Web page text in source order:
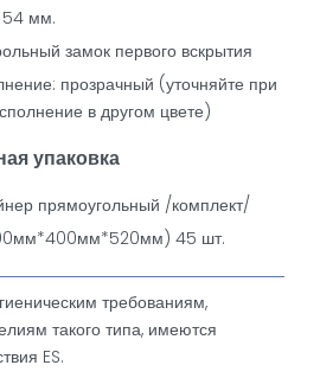
54 мм.
замок первого вскрытия
прозрачный (уточняйте при
в другом цвете)
упаковка
прямоугольный /комплект/
45 шт.
требованиям,
такого типа, имеются
ES.